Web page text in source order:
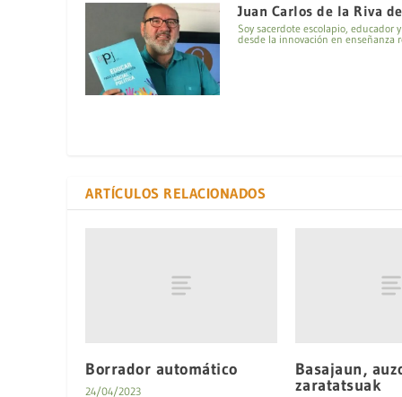
Juan Carlos de la Riva
Soy sacerdote escolapio, educador
desde la innovación en enseñanza
ARTÍCULOS RELACIONADOS
Borrador automático
24/04/2023
Basajaun,
zaratatsuak